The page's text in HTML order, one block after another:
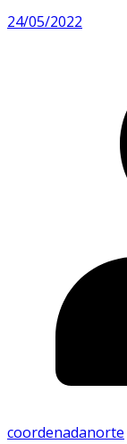
24/05/2022
coordenadanorte